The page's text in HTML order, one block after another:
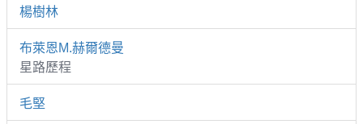
楊樹林
布萊恩M.赫爾德曼
星路歷程
毛堅